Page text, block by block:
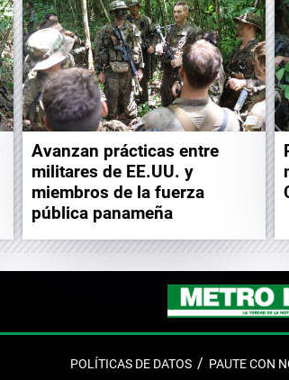
Avanzan prácticas entre
militares de EE.UU. y
miembros de la fuerza
pública panameña
POLÍTICAS DE DATOS PAUTE CON